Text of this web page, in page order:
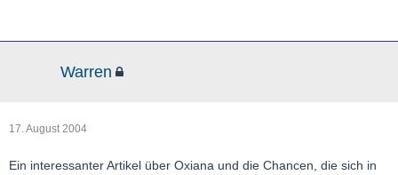
Warren
17. August 2004
Ein interessanter Artikel über Oxiana und die Chancen, die sich in